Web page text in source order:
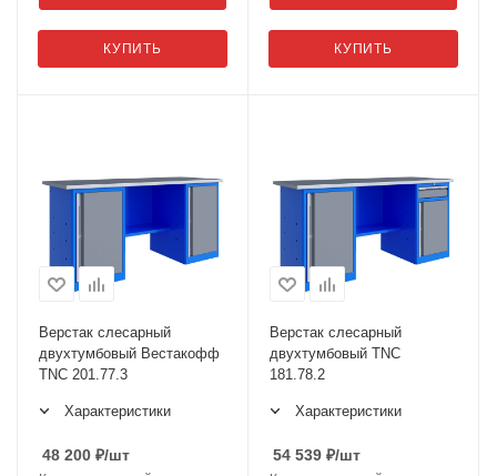
КУПИТЬ КУПИТЬ
Верстак слесарный
двухтумбовый Вестакофф
TNC 201.77.3
Характеристики
48 200 ₽/шт
Верстак слесарный
двухтумбовый TNC
181.78.2
Характеристики
54 539 ₽/шт